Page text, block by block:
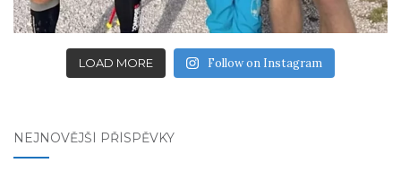
LOAD MORE Follow on Instagram
NEJNOVĚJŠÍ PŘÍSPĚVKY